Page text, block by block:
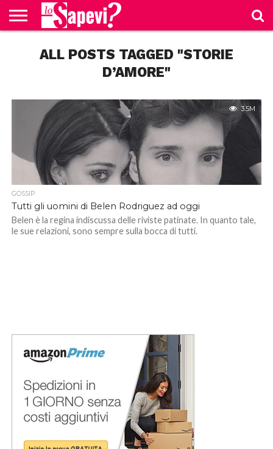
BENESSERE
GOSSIP
PRODOTTI
AMAZON
NEWS
CASA E
CUCINA
ALL POSTS TAGGED "STORIE
D’AMORE"
3.5M
GOSSIP
Tutti gli uomini di Belen Rodriguez ad oggi
Belen è la regina indiscussa delle riviste patinate. In quanto tale,
le sue relazioni, sono sempre sulla bocca di tutti.